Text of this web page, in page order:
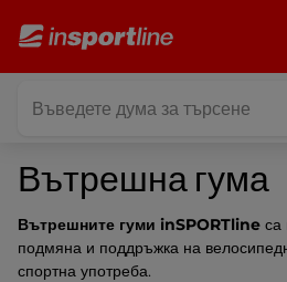
Вътрешна гума
Вътрешните гуми inSPORTline са
подмяна и поддръжка на
спортна употреба.